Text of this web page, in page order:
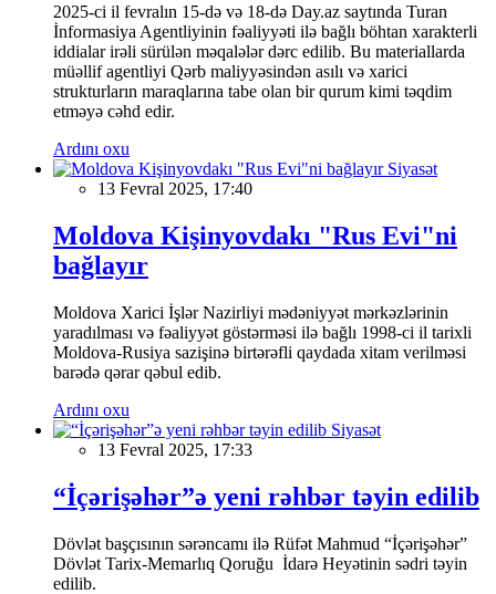
2025-ci il fevralın 15-də və 18-də Day.az saytında Turan
İnformasiya Agentliyinin fəaliyyəti ilə bağlı böhtan xarakterli
iddialar irəli sürülən məqalələr dərc edilib. Bu materiallarda
müəllif agentliyi Qərb maliyyəsindən asılı və xarici
strukturların maraqlarına tabe olan bir qurum kimi təqdim
etməyə cəhd edir.
Ardını oxu
Siyasət
13 Fevral 2025, 17:40
Moldova Kişinyovdakı "Rus Evi"ni
bağlayır
Moldova Xarici İşlər Nazirliyi mədəniyyət mərkəzlərinin
yaradılması və fəaliyyət göstərməsi ilə bağlı 1998-ci il tarixli
Moldova-Rusiya sazişinə birtərəfli qaydada xitam verilməsi
barədə qərar qəbul edib.
Ardını oxu
Siyasət
13 Fevral 2025, 17:33
“İçərişəhər”ə yeni rəhbər təyin edilib
Dövlət başçısının sərəncamı ilə Rüfət Mahmud “İçərişəhər”
Dövlət Tarix-Memarlıq Qoruğu İdarə Heyətinin sədri təyin
edilib.